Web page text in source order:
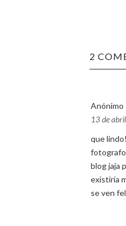
2
Anónimo
13 de
que
blog jaja
existiría
se ven